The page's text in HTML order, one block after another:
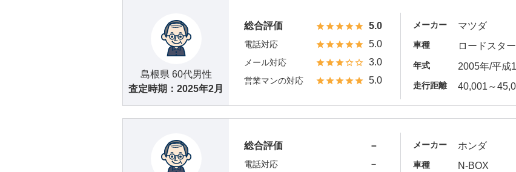
島根県 60代男性
査定時期： 2025年2月
総合評価 5.0
電話対応 5.0
メール対応 3.0
営業マンの対応 5.0
メーカー マツダ
車種 ロードスター
年式 2005年/平成
走行距離 40,001～
総合評価 －
電話対応 －
メーカー ホンダ
車種 N-BOX